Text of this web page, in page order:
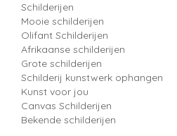
Schilderijen
Mooie schilderijen
Olifant Schilderijen
Afrikaanse schilderijen
Grote schilderijen
Schilderij kunstwerk ophangen
Kunst voor jou
Canvas Schilderijen
Bekende schilderijen